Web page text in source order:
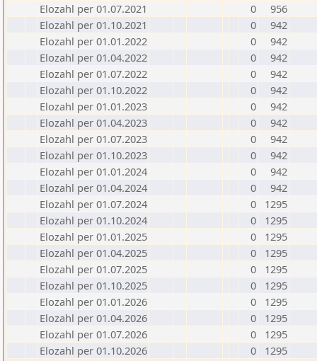
Elozahl per 01.07.2021
0
956
Elozahl per 01.10.2021
0
942
Elozahl per 01.01.2022
0
942
Elozahl per 01.04.2022
0
942
Elozahl per 01.07.2022
0
942
Elozahl per 01.10.2022
0
942
Elozahl per 01.01.2023
0
942
Elozahl per 01.04.2023
0
942
Elozahl per 01.07.2023
0
942
Elozahl per 01.10.2023
0
942
Elozahl per 01.01.2024
0
942
Elozahl per 01.04.2024
0
942
Elozahl per 01.07.2024
0
1295
Elozahl per 01.10.2024
0
1295
Elozahl per 01.01.2025
0
1295
Elozahl per 01.04.2025
0
1295
Elozahl per 01.07.2025
0
1295
Elozahl per 01.10.2025
0
1295
Elozahl per 01.01.2026
0
1295
Elozahl per 01.04.2026
0
1295
Elozahl per 01.07.2026
0
1295
Elozahl per 01.10.2026
0 1295